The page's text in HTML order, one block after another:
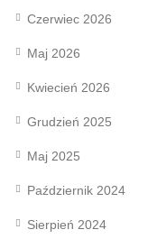
Czerwiec 2026
Maj 2026
Kwiecień 2026
Grudzień 2025
Maj 2025
Październik 2024
Sierpień 2024